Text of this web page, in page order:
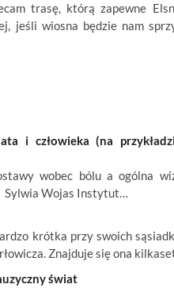
trasę, którą zapewne
jeśli wiosna będzie nam
i człowieka (na
wobec bólu a ogólna
Sylwia Wojas Instytut…
krótka przy swoich
Znajduje się ona
świat